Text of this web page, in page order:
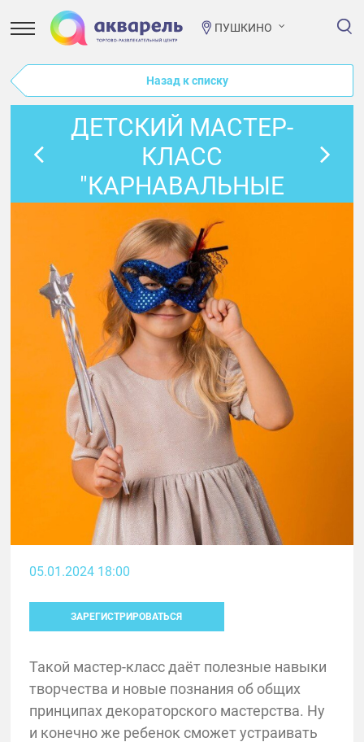
ПУШКИНО
Назад к списку
ДЕТСКИЙ МАСТЕР-
КЛАСС
"КАРНАВАЛЬНЫЕ
МАСКИ"
05.01.2024 18:00
ЗАРЕГИСТРИРОВАТЬСЯ
Такой мастер-класс даёт полезные навыки
творчества и новые познания об общих
принципах декораторского мастерства. Ну
и конечно же ребенок сможет устраивать